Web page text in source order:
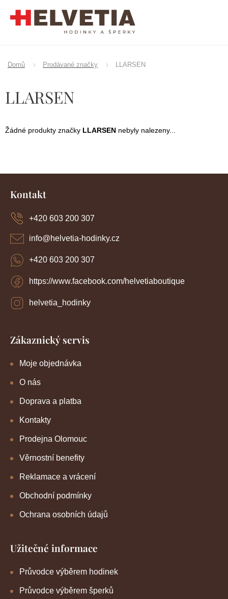
Domů Prodávané značky LLARSEN
LLARSEN
Žádné produkty značky LLARSEN nebyly nalezeny...
Kontakt
info@helvetia-hodinky.cz
+420 603 200 307
https://www.facebook.com/helvetiaboutique
helvetia_hodinky
+420 603 200 307
Zákaznický servis
Moje objednávka
O nás
Doprava a platba
Kontakty
Prodejna Olomouc
Věrnostní benefity
Reklamace a vrácení
Obchodní podmínky
Ochrana osobních údajů
Užitečné informace
Průvodce výběrem hodinek
Průvodce výběrem šperků